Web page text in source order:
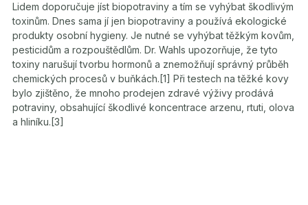
Lidem doporučuje jíst biopotraviny a tím se vyhýbat škodlivým
toxinům. Dnes sama jí jen biopotraviny a používá ekologické
produkty osobní hygieny. Je nutné se vyhýbat těžkým kovům,
pesticidům a rozpouštědlům. Dr. Wahls upozorňuje, že tyto
toxiny narušují tvorbu hormonů a znemožňují správný průběh
chemických procesů v buňkách.[1] Při testech na těžké kovy
bylo zjištěno, že mnoho prodejen zdravé výživy prodává
potraviny, obsahující škodlivé koncentrace arzenu, rtuti, olova
a hliníku.[3]